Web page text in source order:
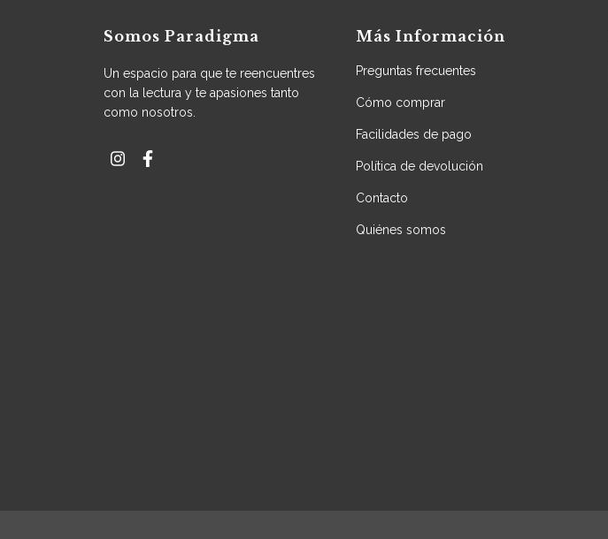
Somos Paradigma
Un espacio para que te reencuentres
con la lectura y te apasiones tanto
como nosotros.
Más Información
Preguntas frecuentes
Cómo comprar
Facilidades de pago
Política de devolución
Contacto
Quiénes somos